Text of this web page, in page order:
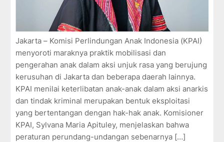
Jakarta – Komisi Perlindungan Anak Indonesia (KPAI)
menyoroti maraknya praktik mobilisasi dan
pengerahan anak dalam aksi unjuk rasa yang berujung
kerusuhan di Jakarta dan beberapa daerah lainnya.
KPAI menilai keterlibatan anak-anak dalam aksi anarkis
dan tindak kriminal merupakan bentuk eksploitasi
yang bertentangan dengan hak-hak anak. Komisioner
KPAI, Sylvana Maria Apituley, menjelaskan bahwa
peraturan perundang-undangan sebenarnya […]